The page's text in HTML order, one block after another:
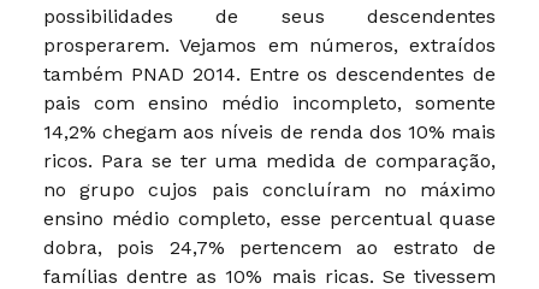
possibilidades de seus descendentes
prosperarem. Vejamos em números, extraídos
também PNAD 2014. Entre os descendentes de
pais com ensino médio incompleto, somente
14,2% chegam aos níveis de renda dos 10% mais
ricos. Para se ter uma medida de comparação,
no grupo cujos pais concluíram no máximo
ensino médio completo, esse percentual quase
dobra, pois 24,7% pertencem ao estrato de
famílias dentre as 10% mais ricas. Se tivessem